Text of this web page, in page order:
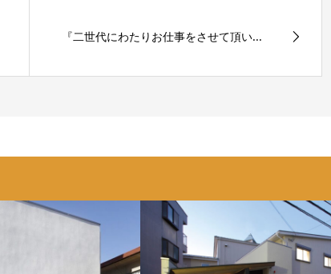
『二世代にわたりお仕事をさせて頂い...